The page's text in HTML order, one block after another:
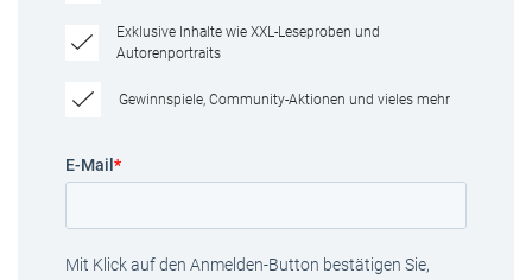
Exklusive Inhalte wie XXL-Leseproben und
Autorenportraits
Gewinnspiele, Community-Aktionen und vieles mehr
E-Mail *
Mit Klick auf den Anmelden-Button bestätigen Sie,